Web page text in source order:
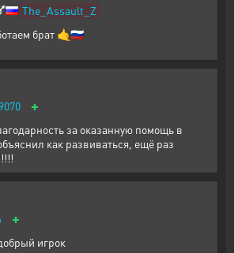
The_Assault_Z
брат 🤙🇷🇺
+
за оказанную помощь в
как развиваться, ещё раз
+
игрок